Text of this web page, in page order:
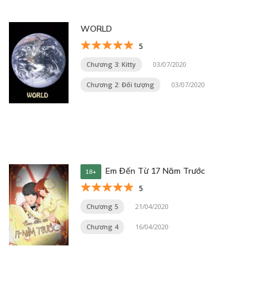
WORLD
5
Chương 3: Kitty 03/07/2020
Chương 2: Đối tượng 03/07/2020
18+ Em Đến Từ 17 Năm Trước
5
Chương 5 21/04/2020
Chương 4 16/04/2020